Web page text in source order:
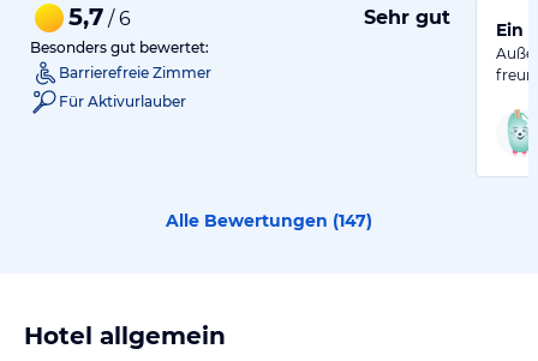
5,7 / 6 Sehr gut
Besonders gut bewertet:
Barrierefreie Zimmer
Für Aktivurlauber
Ein
Alle Bewertungen (147)
Hotel allgemein